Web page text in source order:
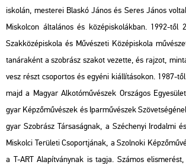
is­ko­lán, mes­te­rei Blas­kó János és Seres János
Mis­kol­con ál­ta­lá­nos és kö­zép­is­ko­lák­ban. 1992-től
Szak­kö­zép­is­ko­la és Mű­vé­sze­ti Kö­zép­is­ko­la
ta­ná­ra­ként a szob­rász sza­kot ve­zet­te, és raj­zot,
vesz részt cso­por­tos és egyé­ni ki­ál­lí­tá­so­kon. 1987-
majd a Ma­gyar Al­ko­tó­mű­vé­szek Or­szá­gos
gyar Kép­ző­mű­vé­szek és Ipar­mű­vé­szek
gyar Szob­rász Tár­sa­ság­nak, a Szé­che­nyi Iro­dal­mi
Mis­kol­ci Te­rü­le­ti Cso­port­já­nak, a Szol­no­ki
a T-ART Ala­pít­vány­nak is tagja. Szá­mos